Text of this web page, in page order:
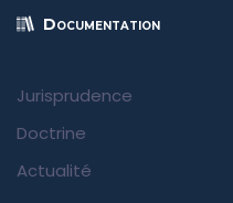
Documentation
Jurisprudence
Doctrine
Actualité